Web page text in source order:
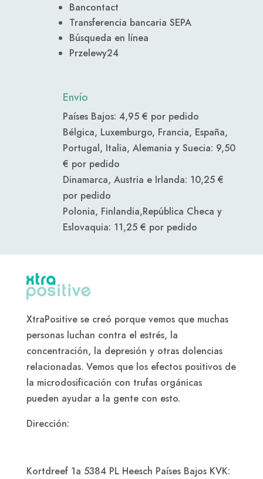
Bancontact
Transferencia bancaria SEPA
Búsqueda en línea
Przelewy24
Envío
Países Bajos: 4,95 € por pedido
Bélgica, Luxemburgo, Francia, España,
Portugal, Italia, Alemania y Suecia: 9,50
€ por pedido
Dinamarca, Austria e Irlanda: 10,25 €
por pedido
Polonia, Finlandia,República Checa y
Eslovaquia: 11,25 € por pedido
XtraPositive se creó porque vemos que muchas
personas luchan contra el estrés, la
concentración, la depresión y otras dolencias
relacionadas. Vemos que los efectos positivos de
la microdosificación con trufas orgánicas
pueden ayudar a la gente con esto.
Dirección:
Kortdreef 1a 5384 PL Heesch Países Bajos KVK: